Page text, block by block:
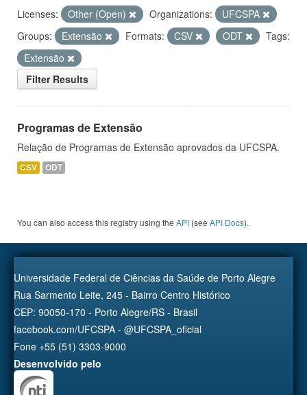
Licenses: Other (Open) Organizations:
UFCSPA
Groups:
Extensão Formats: CSV ODT
Tags:
Extensão
Filter Results
Programas de Extensão
Relação de Programas de Extensão aprovados da UFCSPA.
CSV ODT
You can also access this registry using the API (see API Docs).
Universidade Federal de Ciências da Saúde de Porto Alegre
Rua Sarmento Leite, 245 - Bairro Centro Histórico
CEP: 90050-170 - Porto Alegre/RS - Brasil
facebook.com/UFCSPA - @UFCSPA_oficial
Fone +55 (51) 3303-9000
Desenvolvido pelo